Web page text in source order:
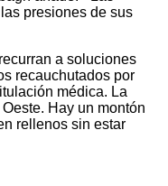
presiones de sus
a soluciones
recauchutados por
médica. La
Hay un montón
rellenos sin estar